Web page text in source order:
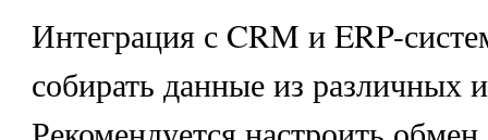
Интеграция с CRM и ERP-
собирать данные из различных